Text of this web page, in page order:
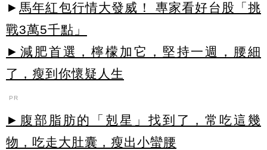
► 馬年紅包行情大發威！ 專家看好台股「挑
戰3萬5千點」
►減肥首選，檸檬加它，堅持一週，腰細
了，瘦到你懷疑人生
PR
►腹部脂肪的「剋星」找到了，常吃這幾
物，吃走大肚囊，瘦出小蠻腰